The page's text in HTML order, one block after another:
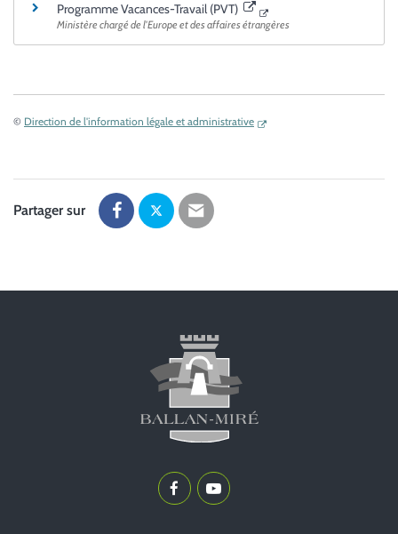
Programme Vacances-Travail (PVT)
Ministère chargé de l'Europe et des affaires étrangères
© Direction de l'information légale et administrative
Partager sur
PartagerPartagerPartager
Lien Lien